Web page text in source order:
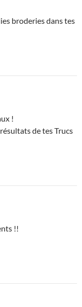
broderies dans tes
!
de tes Trucs
!!